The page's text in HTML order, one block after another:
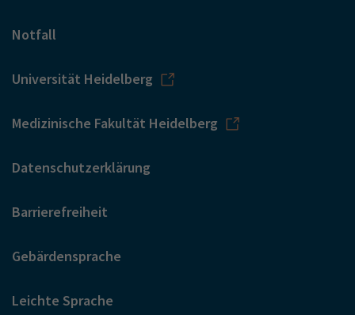
Notfall
Universität Heidelberg
Medizinische Fakultät Heidelberg
Datenschutzerklärung
Barrierefreiheit
Gebärdensprache
Leichte Sprache